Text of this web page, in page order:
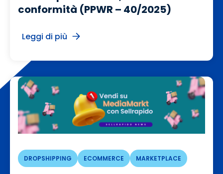
conformità (PPWR – 40/2025)
Leggi di più
DROPSHIPPING ECOMMERCE MARKETPLACE